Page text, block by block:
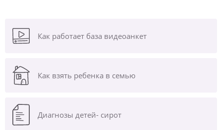
Как работает база видеоанкет
Как взять ребенка в семью
Диагнозы детей- сирот